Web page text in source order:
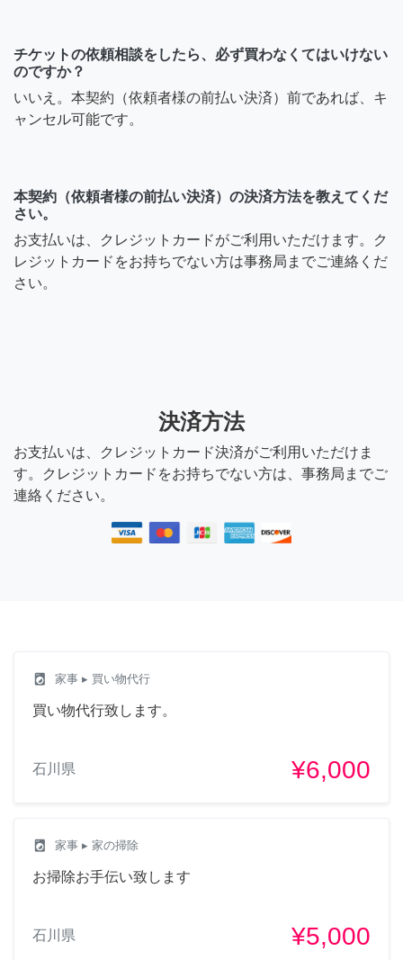
チケットの依頼相談をしたら、必ず買わなくてはいけない
のですか？
いいえ。本契約（依頼者様の前払い決済）前であれば、キ
ャンセル可能です。
本契約（依頼者様の前払い決済）の決済方法を教えてくだ
さい。
お支払いは、クレジットカードがご利用いただけます。ク
レジットカードをお持ちでない方は事務局までご連絡くだ
さい。
決済方法
お支払いは、クレジットカード決済がご利用いただけま
す。クレジットカードをお持ちでない方は、事務局までご
連絡ください。
local_laundry_service 家事 ▸ 買い物代行
買い物代行致します。
石川県 ¥6,000
local_laundry_service 家事 ▸ 家の掃除
お掃除お手伝い致します
石川県 ¥5,000